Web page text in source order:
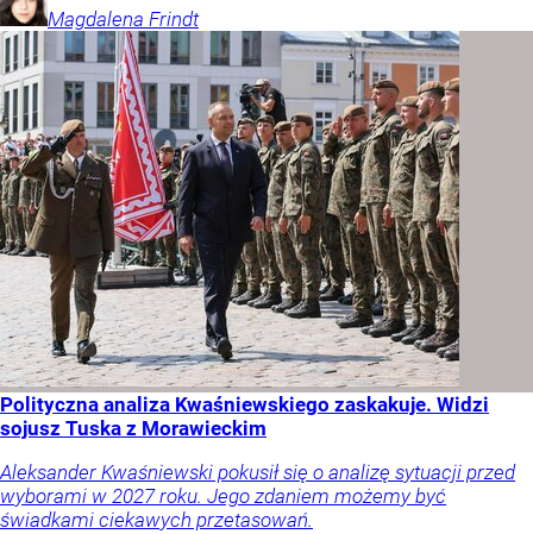
Magdalena Frindt
Polityczna analiza Kwaśniewskiego zaskakuje. Widzi
sojusz Tuska z Morawieckim
Aleksander Kwaśniewski pokusił się o analizę sytuacji przed
wyborami w 2027 roku. Jego zdaniem możemy być
świadkami ciekawych przetasowań.